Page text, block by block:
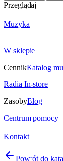
Przeglądaj
Muzyka
W sklepie
CennikKatalog
Radia In-store
ZasobyBlog
Centrum pomocy
Kontakt
Powrót do